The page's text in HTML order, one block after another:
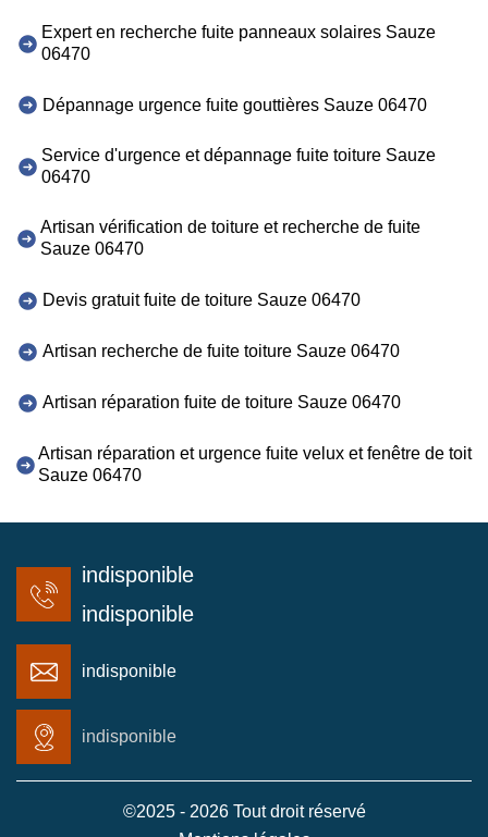
Expert en recherche fuite panneaux solaires Sauze
06470
Dépannage urgence fuite gouttières Sauze 06470
Service d'urgence et dépannage fuite toiture Sauze
06470
Artisan vérification de toiture et recherche de fuite
Sauze 06470
Devis gratuit fuite de toiture Sauze 06470
Artisan recherche de fuite toiture Sauze 06470
Artisan réparation fuite de toiture Sauze 06470
Artisan réparation et urgence fuite velux et fenêtre de toit
Sauze 06470
indisponible
indisponible
indisponible
indisponible
©2025 - 2026 Tout droit réservé